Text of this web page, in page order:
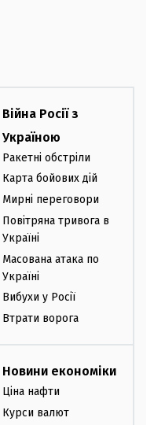
Війна Росії з
Україною
Ракетні обстріли
Карта бойових дій
Мирні переговори
Повітряна тривога в
Україні
Масована атака по
Україні
Вибухи у Росії
Втрати ворога
Новини економіки
Ціна нафти
Курси валют